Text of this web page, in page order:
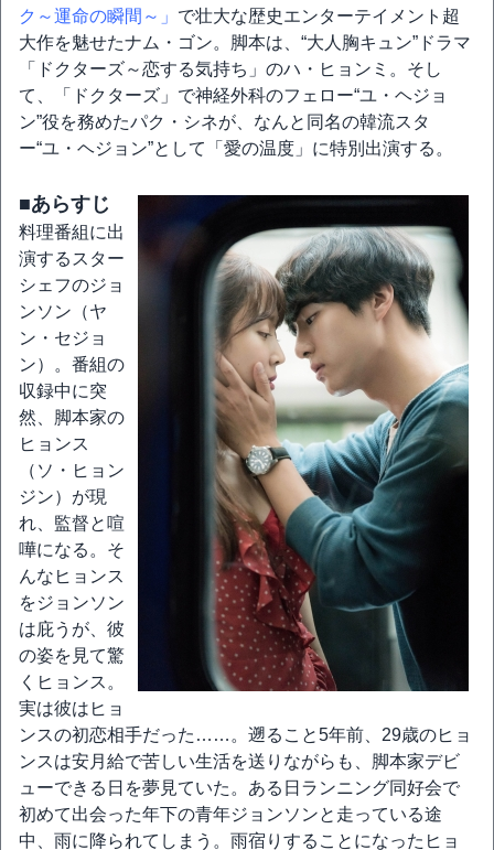
ク～運命の瞬間～」 で壮大な歴史エンターテイメント超
大作を魅せたナム・ゴン。脚本は、“大人胸キュン”ドラマ
「ドクターズ～恋する気持ち」のハ・ヒョンミ。そし
て、「ドクターズ」で神経外科のフェロー“ユ・ヘジョ
ン”役を務めたパク・シネが、なんと同名の韓流スタ
ー“ユ・ヘジョン”として「愛の温度」に特別出演する。
■あらすじ
料理番組に出
演するスター
シェフのジョ
ンソン（ヤ
ン・セジョ
ン）。番組の
収録中に突
然、脚本家の
ヒョンス
（ソ・ヒョン
ジン）が現
れ、監督と喧
嘩になる。そ
んなヒョンス
をジョンソン
は庇うが、彼
の姿を見て驚
くヒョンス。
実は彼はヒョ
ンスの初恋相手だった……。遡ること5年前、29歳のヒョ
ンスは安月給で苦しい生活を送りながらも、脚本家デビ
ューできる日を夢見ていた。ある日ランニング同好会で
初めて出会った年下の青年ジョンソンと走っている途
中、雨に降られてしまう。雨宿りすることになったヒョ